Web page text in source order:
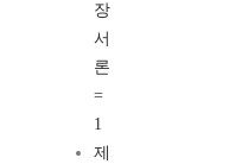
장
서
론
=
1
제